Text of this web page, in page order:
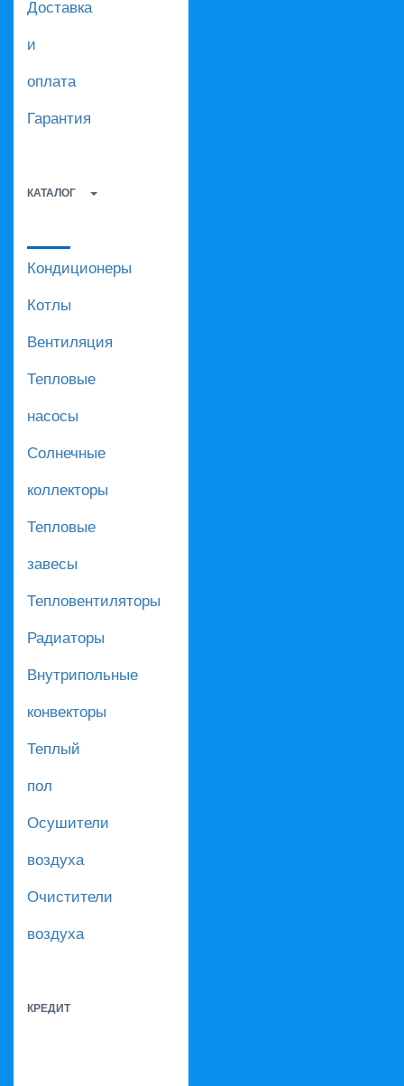
Доставка
и
оплата
Гарантия
КАТАЛОГ
Кондиционеры
Котлы
Вентиляция
Тепловые
насосы
Солнечные
коллекторы
Тепловые
завесы
Тепловентиляторы
Радиаторы
Внутрипольные
конвекторы
Теплый
пол
Осушители
воздуха
Очистители
воздуха
КРЕДИТ